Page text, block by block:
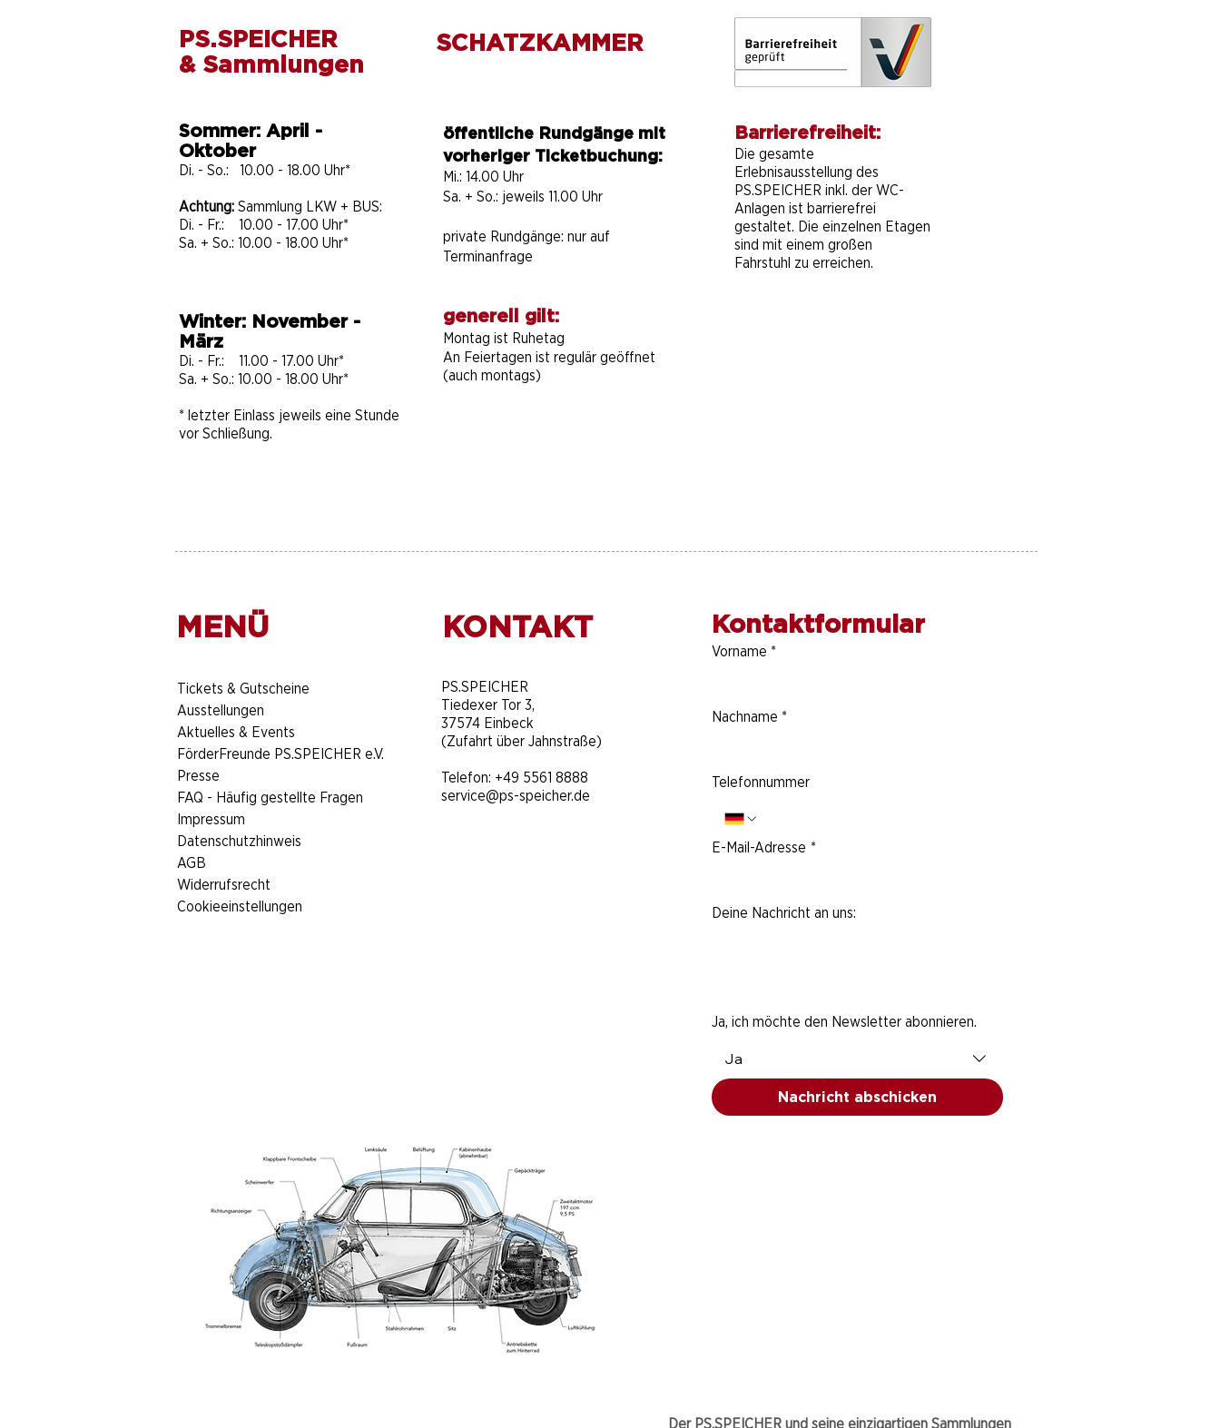
PS.SPEICHER
& Sammlungen
SCHATZKAMMER
Sommer: April -
Oktober
Di. - So.: 10.00 - 18.00 Uhr*
Achtung: Sammlung LKW + BUS:
Di. - Fr.: 10.00 - 17.00 Uhr*
Sa. + So.: 10.00 - 18.00 Uhr*
öffentliche Rundgänge mit
vorheriger Ticketbuchung:
Mi.: 14.00 Uhr
Sa. + So.: jeweils 11.00 Uhr
private Rundgänge: nur auf
Terminanfrage
Winter: November -
März
Di. - Fr.: 11.00 - 17.00 Uhr*
Sa. + So.: 10.00 - 18.00 Uhr​​​*
* letzter Einlass jeweils eine Stunde
vor Schließung.
generell gilt:
Montag ist Ruhetag
An Feiertagen ist regulär geöffnet
(auch montags)
Barrierefreiheit:
Die gesamte
Erlebnisausstellung des
PS.SPEICHER inkl. der WC-
Anlagen ist barrierefrei
gestaltet. Die einzelnen Etagen
sind mit einem großen
Fahrstuhl zu erreichen.
MENÜ
​Tickets & Gutscheine
Ausstellungen
Aktuelles & Events
FörderFreunde PS.SPEICHER e.V.
Presse
FAQ - Häufig gestellte Fragen
Impressum
Datenschutzhinweis
AGB
Widerrufsrecht
Cookieeinstellungen
KONTAKT
​PS.SPEICHER
Tiedexer Tor 3,
37574 Einbeck
(Zufahrt über Jahnstraße)
Telefon: +49 5561 8888
service@ps-speicher.de
Kontaktformular
Vorname *
Nachname *
Telefonnummer
E-Mail-Adresse *
Deine Nachricht an uns:
Ja, ich möchte den Newsletter abonnieren.
Ja
Nachricht abschicken
Der PS.SPEICHER und seine einzigartigen Sammlungen